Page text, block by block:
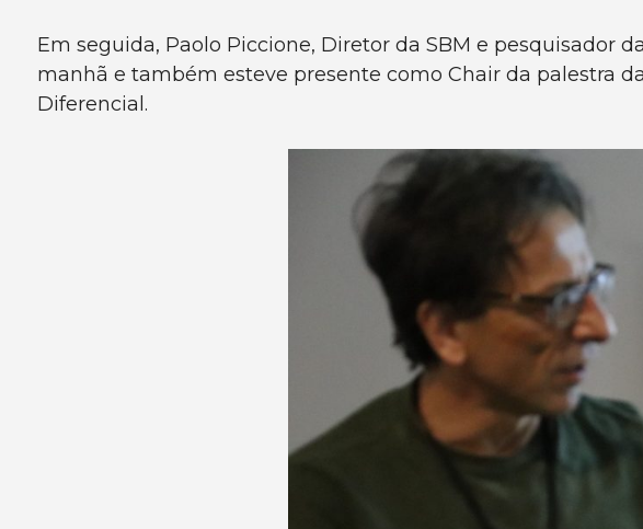
Em seguida, Paolo Piccione, Diretor da SBM e pesquisador
manhã e também esteve presente como Chair da palestra
Diferencial.